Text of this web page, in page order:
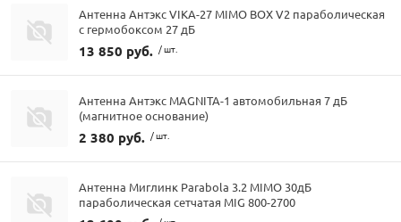
Антенна Антэкс VIKA-27 MIMO BOX V2 параболическая
с гермобоксом 27 дБ
13 850 руб. / шт.
Антенна Антэкс MAGNITA-1 автомобильная 7 дБ
(магнитное основание)
2 380 руб. / шт.
Антенна Миглинк Parabola 3.2 MIMO 30дБ
параболическая сетчатая MIG 800-2700